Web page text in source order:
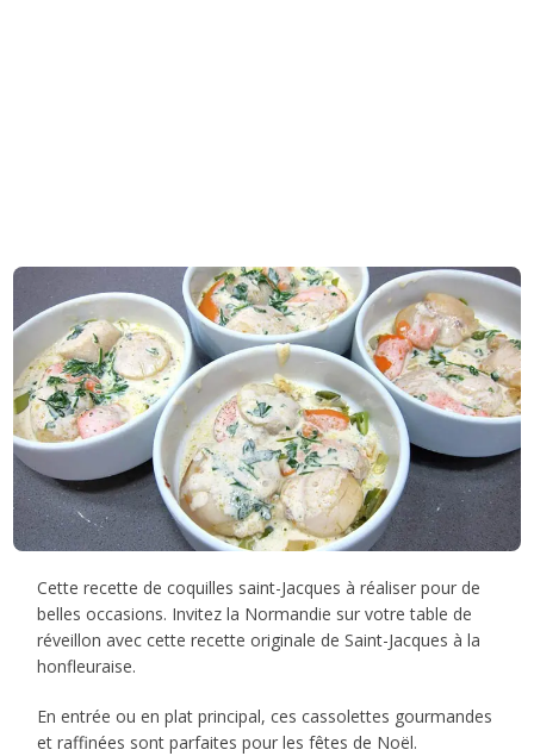
Cette recette de coquilles saint-Jacques à réaliser pour de
belles occasions. Invitez la Normandie sur votre table de
réveillon avec cette recette originale de Saint-Jacques à la
honfleuraise.
En entrée ou en plat principal, ces cassolettes gourmandes
et raffinées sont parfaites pour les fêtes de Noël.